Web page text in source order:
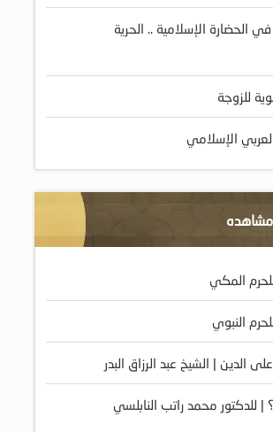
الحضارة الإسلامية .. الحرية
للزوجة
الإسلامي
مشاهده
المكي
النبوي
الدين | الشيخ عبد الرزاق البدر
| للدكتور محمد راتب النابلسي